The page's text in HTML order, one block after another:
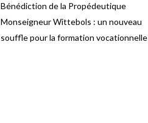
Bénédiction de la Propédeutique
Monseigneur Wittebols : un nouveau
souffle pour la formation vocationnelle